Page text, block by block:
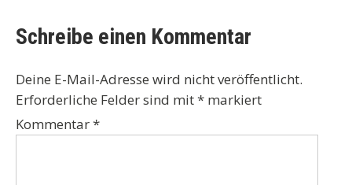
Schreibe einen Kommentar
Deine E-Mail-Adresse wird nicht veröffentlicht.
Erforderliche Felder sind mit* markiert
Kommentar*